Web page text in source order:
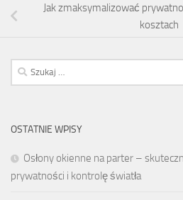
Jak zmaksymalizować
kosztach
Szukaj:
OSTATNIE WPISY
Osłony okienne na parter –
prywatności i kontrolę światła